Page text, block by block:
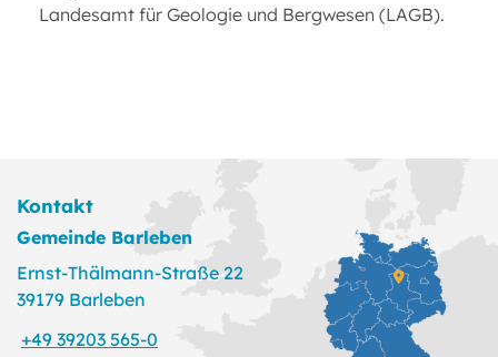
Landesamt für Geologie und Bergwesen (LAGB).
Kontakt
Gemeinde Barleben
Ernst-Thälmann-Straße 22
39179 Barleben
+49 39203 565-0